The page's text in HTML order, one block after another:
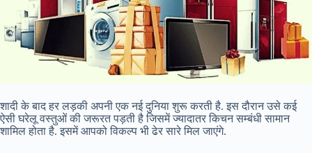
शादी के बाद हर लड़की अपनी एक नई दुनिया शुरू करती है. इस दौरान उसे कई
ऐसी घरेलू वस्तुओं की जरूरत पड़ती है जिसमें ज्यादातर किचन सम्बंधी सामान
शामिल होता है. इसमें आपको विकल्प भी ढेर सारे मिल जाएंगे.